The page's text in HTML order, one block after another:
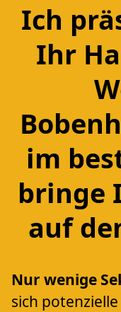
Ich
Ihr
im
bringe
auf
Nur wenige
sich